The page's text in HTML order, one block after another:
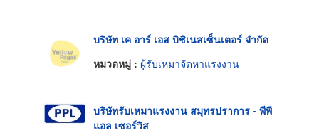
บริษัท เค อาร์ เอส บิชิเนสเซ็นเตอร์ จำกัด
หมวดหมู่ : ผู้รับเหมาจัดหาแรงงาน
บริษัทรับเหมาแรงงาน สมุทรปราการ - พีพี
แอล เซอร์วิส